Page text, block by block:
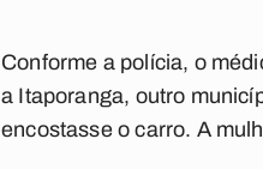
Conforme a polícia, o
a Itaporanga, outro
encostasse o carro. A